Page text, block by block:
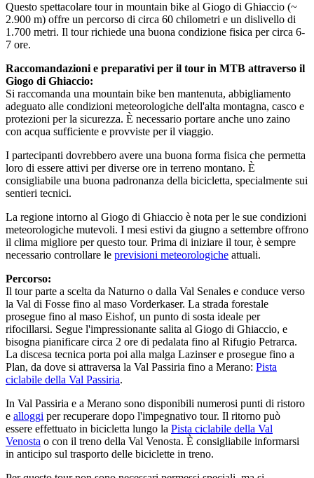
Questo spettacolare tour in mountain bike al Giogo di Ghiaccio (~
2.900 m) offre un percorso di circa 60 chilometri e un dislivello di
1.700 metri. Il tour richiede una buona condizione fisica per circa 6-
7 ore.
Raccomandazioni e preparativi per il tour in MTB attraverso il
Giogo di Ghiaccio:
Si raccomanda una mountain bike ben mantenuta, abbigliamento
adeguato alle condizioni meteorologiche dell'alta montagna, casco e
protezioni per la sicurezza. È necessario portare anche uno zaino
con acqua sufficiente e provviste per il viaggio.
I partecipanti dovrebbero avere una buona forma fisica che permetta
loro di essere attivi per diverse ore in terreno montano. È
consigliabile una buona padronanza della bicicletta, specialmente sui
sentieri tecnici.
La regione intorno al Giogo di Ghiaccio è nota per le sue condizioni
meteorologiche mutevoli. I mesi estivi da giugno a settembre offrono
il clima migliore per questo tour. Prima di iniziare il tour, è sempre
necessario controllare le previsioni meteorologiche attuali.
Percorso:
Il tour parte a scelta da Naturno o dalla Val Senales e conduce verso
la Val di Fosse fino al maso Vorderkaser. La strada forestale
prosegue fino al maso Eishof, un punto di sosta ideale per
rifocillarsi. Segue l'impressionante salita al Giogo di Ghiaccio, e
bisogna pianificare circa 2 ore di pedalata fino al Rifugio Petrarca.
La discesa tecnica porta poi alla malga Lazinser e prosegue fino a
Plan, da dove si attraversa la Val Passiria fino a Merano: Pista
ciclabile della Val Passiria.
In Val Passiria e a Merano sono disponibili numerosi punti di ristoro
e alloggi per recuperare dopo l'impegnativo tour. Il ritorno può
essere effettuato in bicicletta lungo la Pista ciclabile della Val
Venosta o con il treno della Val Venosta. È consigliabile informarsi
in anticipo sul trasporto delle biciclette in treno.